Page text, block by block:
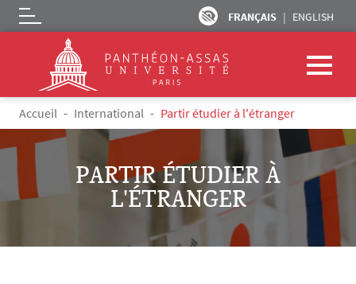
Aller au contenu principal
FRANÇAIS ENGLISH
Logo
Fil d'Ariane
Accueil International Partir étudier à l'étranger
PARTIR ÉTUDIER À
L'ÉTRANGER